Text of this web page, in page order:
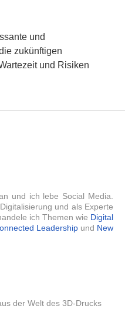
und
zukünftigen
und Risiken
und ich lebe Social Media.
und als Experte
ich Themen wie Digital
Leadership und New
der Welt des 3D-Drucks